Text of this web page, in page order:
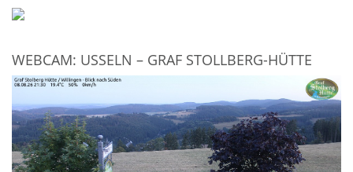
WEBCAM: USSELN – GRAF STOLLBERG-HÜTTE